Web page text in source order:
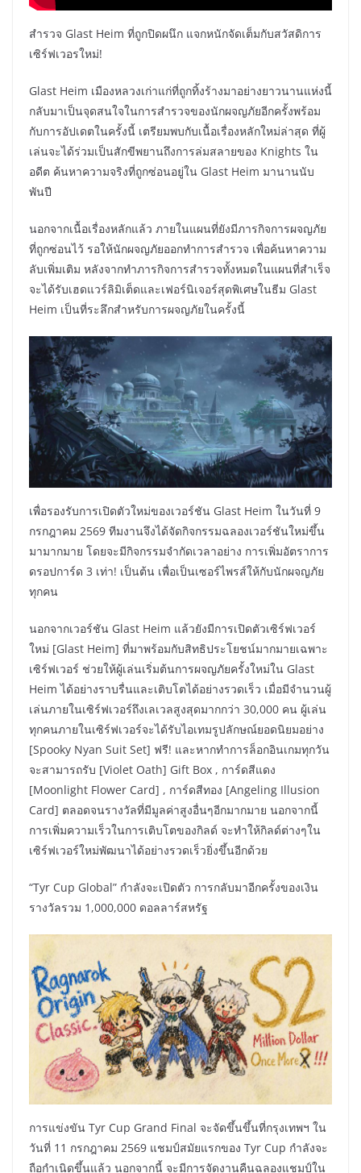
สำรวจ Glast Heim ที่ถูกปิดผนึก แจกหนักจัดเต็มกับสวัสดิการ
เซิร์ฟเวอรใหม่!
Glast Heim เมืองหลวงเก่าแก่ที่ถูกทิ้งร้างมาอย่างยาวนานแห่งนี้
กลับมาเป็นจุดสนใจในการสำรวจของนักผจญภัยอีกครั้งพร้อม
กับการอัปเดตในครั้งนี้ เตรียมพบกับเนื้อเรื่องหลักใหม่ล่าสุด ที่ผู้
เล่นจะได้ร่วมเป็นสักขีพยานถึงการล่มสลายของ Knights ใน
อดีต ค้นหาความจริงที่ถูกซ่อนอยู่ใน Glast Heim มานานนับ
พันปี
นอกจากเนื้อเรื่องหลักแล้ว ภายในแผนที่ยังมีภารกิจการผจญภัย
ที่ถูกซ่อนไว้ รอให้นักผจญภัยออกทำการสำรวจ เพื่อค้นหาความ
ลับเพิ่มเติม หลังจากทำภารกิจการสำรวจทั้งหมดในแผนที่สำเร็จ
จะได้รับเฮดแวร์ลิมิเต็ดและเฟอร์นิเจอร์สุดพิเศษในธีม Glast
Heim เป็นที่ระลึกสำหรับการผจญภัยในครั้งนี้
เพื่อรองรับการเปิดตัวใหม่ของเวอร์ชัน Glast Heim ในวันที่ 9
กรกฎาคม 2569 ทีมงานจึงได้จัดกิจกรรมฉลองเวอร์ชันใหม่ขึ้น
มามากมาย โดยจะมีกิจกรรมจำกัดเวลาอย่าง การเพิ่มอัตราการ
ดรอปการ์ด 3 เท่า! เป็นต้น เพื่อเป็นเซอร์ไพรส์ให้กับนักผจญภัย
ทุกคน
นอกจากเวอร์ชัน Glast Heim แล้วยังมีการเปิดตัวเซิร์ฟเวอร์
ใหม่ [Glast Heim] ที่มาพร้อมกับสิทธิประโยชน์มากมายเฉพาะ
เซิร์ฟเวอร์ ช่วยให้ผู้เล่นเริ่มต้นการผจญภัยครั้งใหม่ใน Glast
Heim ได้อย่างราบรื่นและเติบโตได้อย่างรวดเร็ว เมื่อมีจำนวนผู้
เล่นภายในเซิร์ฟเวอร์ถึงเลเวลสูงสุดมากกว่า 30,000 คน ผู้เล่น
ทุกคนภายในเซิร์ฟเวอร์จะได้รับไอเทมรูปลักษณ์ยอดนิยมอย่าง
[Spooky Nyan Suit Set] ฟรี! และหากทำการล็อกอินเกมทุกวัน
จะสามารถรับ [Violet Oath] Gift Box , การ์ดสีแดง
[Moonlight Flower Card] , การ์ดสีทอง [Angeling Illusion
Card] ตลอดจนรางวัลที่มีมูลค่าสูงอื่นๆอีกมากมาย นอกจากนี้
การเพิ่มความเร็วในการเติบโตของกิลด์ จะทำให้กิลด์ต่างๆใน
เซิร์ฟเวอร์ใหม่พัฒนาได้อย่างรวดเร็วยิ่งขึ้นอีกด้วย
“Tyr Cup Global” กำลังจะเปิดตัว การกลับมาอีกครั้งของเงิน
รางวัลรวม 1,000,000 ดอลลาร์สหรัฐ
การแข่งขัน Tyr Cup Grand Final จะจัดขึ้นขึ้นที่กรุงเทพฯ ใน
วันที่ 11 กรกฎาคม 2569 แชมป์สมัยแรกของ Tyr Cup กำลังจะ
ถือกำเนิดขึ้นแล้ว นอกจากนี้ จะมีการจัดงานคืนฉลองแชมป์ใน